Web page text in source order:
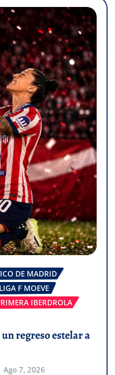
DE MADRID
LIGA F MOEVE
IBERDROLA
regreso estelar a
Ago 7, 2026